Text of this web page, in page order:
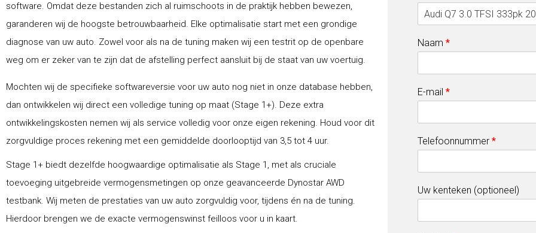
software. Omdat deze bestanden zich al ruimschoots in de praktijk hebben bewezen,
garanderen wij de hoogste betrouwbaarheid. Elke optimalisatie start met een grondige
diagnose van uw auto. Zowel voor als na de tuning maken wij een testrit op de openbare
weg om er zeker van te zijn dat de afstelling perfect aansluit bij de staat van uw voertuig.
Mochten wij de specifieke softwareversie voor uw auto nog niet in onze database hebben,
dan ontwikkelen wij direct een volledige tuning op maat (Stage 1+). Deze extra
ontwikkelingskosten nemen wij als service volledig voor onze eigen rekening. Houd voor dit
zorgvuldige proces rekening met een gemiddelde doorlooptijd van 3,5 tot 4 uur.
Stage 1+ biedt dezelfde hoogwaardige optimalisatie als Stage 1, met als cruciale
toevoeging uitgebreide vermogensmetingen op onze geavanceerde Dynostar AWD
testbank. Wij meten de prestaties van uw auto zorgvuldig voor, tijdens én na de tuning.
Hierdoor brengen we de exacte vermogenswinst feilloos voor u in kaart.
Naam *
E-mail *
Telefoonnummer *
Uw kenteken (optioneel)